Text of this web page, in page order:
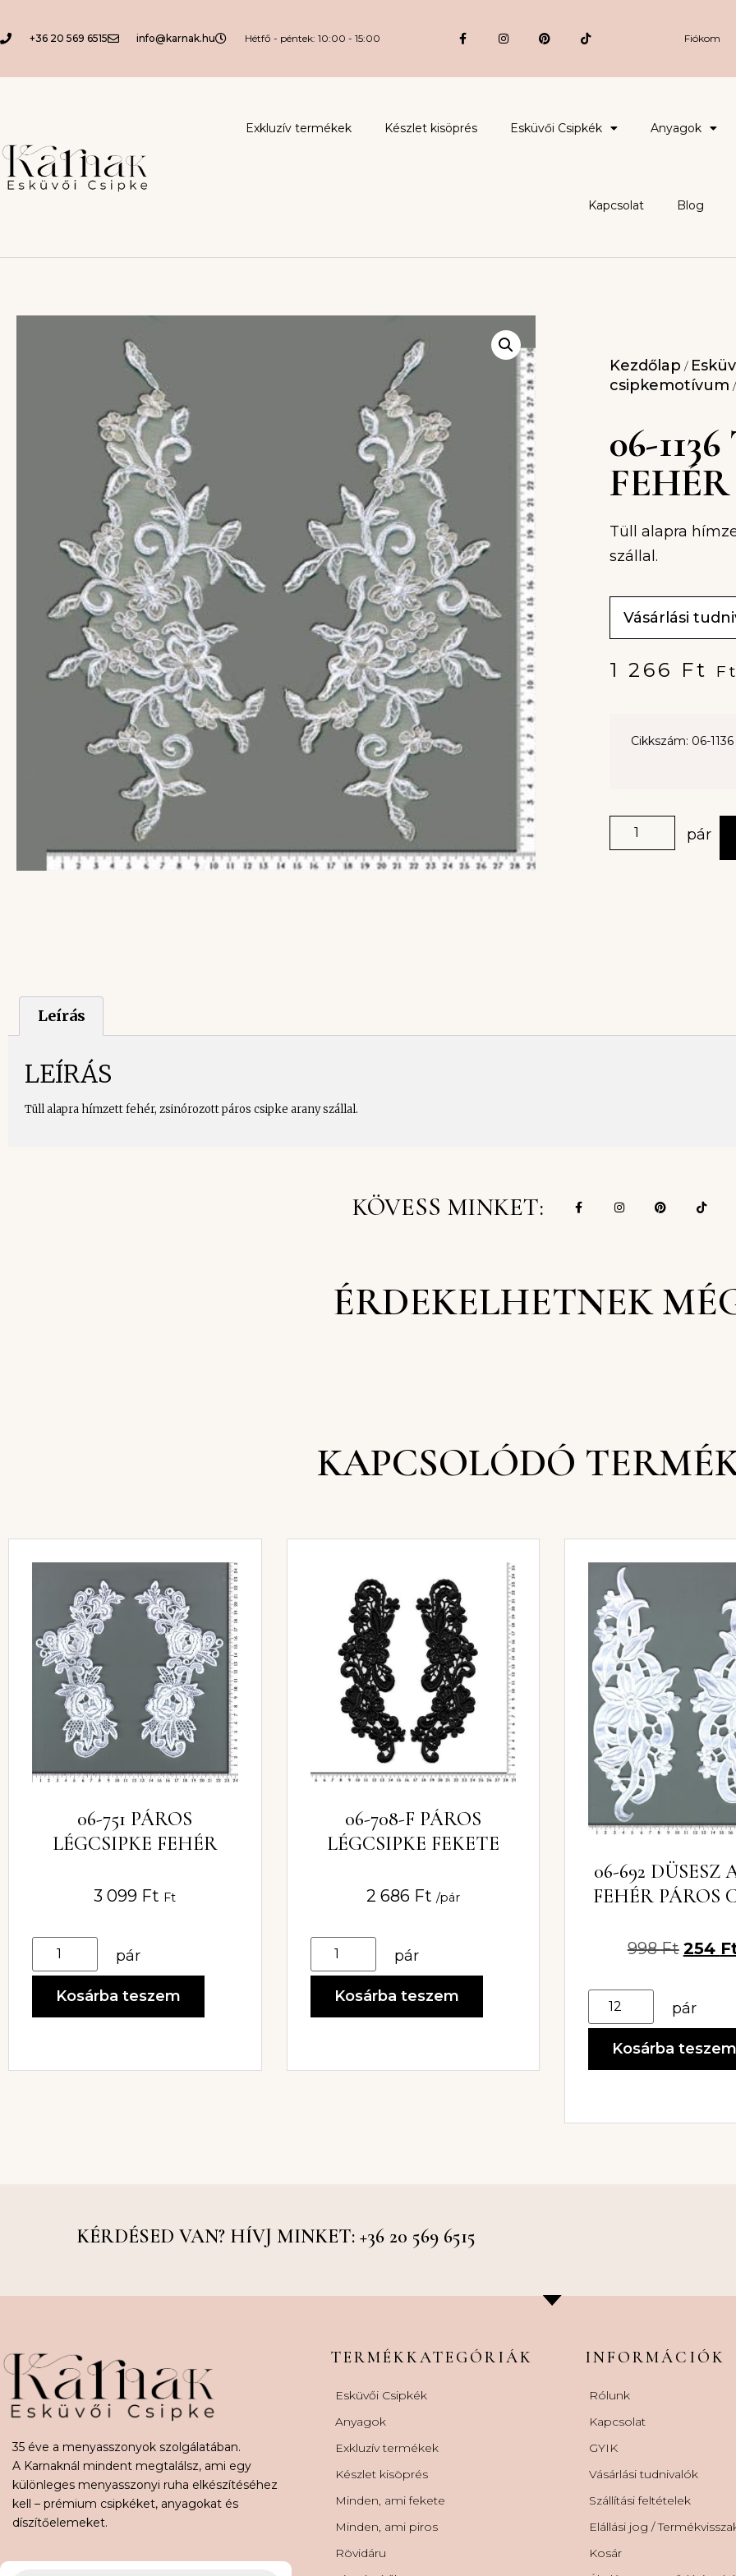
+36 20 569 6515 info@karnak.hu Hétfő - péntek: 10:00 - 15:00 Fiókom
Exkluzív termékek Készlet kisöprés Esküvői Csipkék Anyagok
Kapcsolat Blog
Kezdőlap /
csipkemotívum
06-
Tüll alapra
szállal.
Vásárlási
1 266 Ft Ft
Cikkszám: 06-1136
pár
Leírás
LEÍRÁS
Tüll alapra hímzett fehér, zsinórozott páros csipke arany szállal.
KÖVESS MINKET:
ÉRDEKELHETNEK
KAPCSOLÓDÓ
06-751 PÁROS
LÉGCSIPKE FEHÉR
3 099 Ft Ft
pár
Kosárba teszem
06-708-F PÁROS
LÉGCSIPKE FEKETE
2 686 Ft /pár
pár
Kosárba teszem
06-692 DÜSESZ
FEHÉR PÁROS
998Ft 254
pár
Kosárba teszem
KÉRDÉSED VAN? HÍVJ MINKET: +36 20 569 6515
35 éve a menyasszonyok szolgálatában.
A Karnaknál mindent megtalálsz, ami egy
különleges menyasszonyi ruha elkészítéséhez
kell – prémium csipkéket, anyagokat és
díszítőelemeket.
TERMÉKKATEGÓRIÁK
Esküvői Csipkék
Anyagok
Exkluzív termékek
Készlet kisöprés
Minden, ami fekete
Minden, ami piros
Rövidáru
INFORMÁCIÓK
Rólunk
Kapcsolat
GYIK
Vásárlási tudnivalók
Szállítási feltételek
Elállási jog /
Kosár